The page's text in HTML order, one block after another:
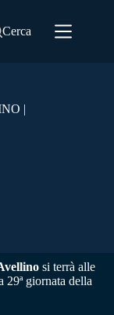
Cerca
|
si terrà alle
29ª giornata della